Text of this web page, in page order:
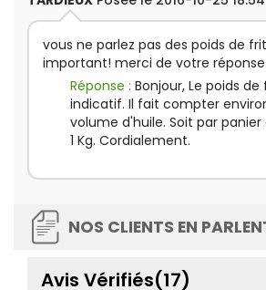
vous ne parlez pas des poids de
important! merci de votre réponse
Réponse : Bonjour, Le poids
indicatif. Il fait compter
volume d'huile. Soit par
1 Kg. Cordialement.
NOS CLIENTS EN
Avis Vérifiés(17)